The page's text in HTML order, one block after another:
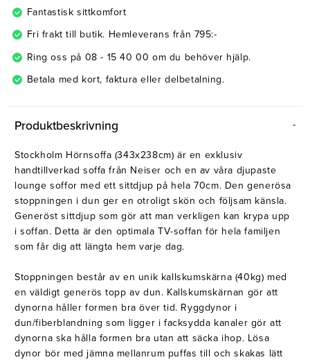
Fantastisk sittkomfort
Fri frakt till butik. Hemleverans från 795:-
Ring oss på 08 - 15 40 00 om du behöver hjälp.
Betala med kort, faktura eller delbetalning.
Produktbeskrivning
Stockholm Hörnsoffa (343x238cm) är en exklusiv
handtillverkad soffa från Neiser och en av våra djupaste
lounge soffor med ett sittdjup på hela 70cm. Den generösa
stoppningen i dun ger en otroligt skön och följsam känsla.
Generöst sittdjup som gör att man verkligen kan krypa upp
i soffan. Detta är den optimala TV-soffan för hela familjen
som får dig att längta hem varje dag.
Stoppningen består av en unik kallskumskärna (40kg) med
en väldigt generös topp av dun. Kallskumskärnan gör att
dynorna håller formen bra över tid. Ryggdynor i
dun/fiberblandning som ligger i facksydda kanaler gör att
dynorna ska hålla formen bra utan att säcka ihop. Lösa
dynor bör med jämna mellanrum puffas till och skakas lätt